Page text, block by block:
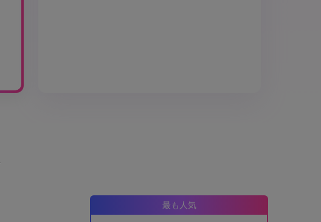
最も人気